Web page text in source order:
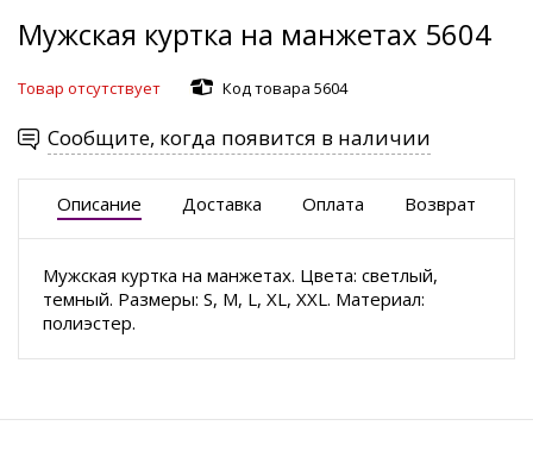
Мужская куртка на манжетах 5604
Товар отсутствует Код товара 5604
Сообщите, когда появится в наличии
Описание Доставка Оплата Возврат
Мужская куртка на манжетах. Цвета: светлый,
темный. Размеры: S, M, L, XL, XXL. Материал:
полиэстер.